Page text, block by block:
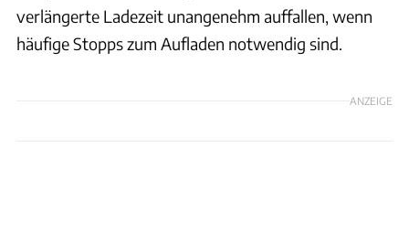
verlängerte Ladezeit unangenehm auffallen, wenn
häufige Stopps zum Aufladen notwendig sind.
ANZEIGE